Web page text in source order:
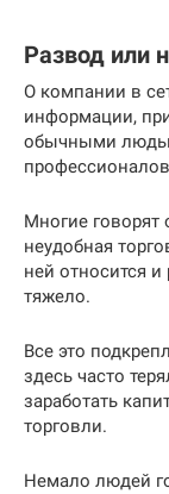
Развод или
О компании в
информации,
обычными
Многие говорят
неудобная
ней относится
тяжело.
Все это
здесь часто
заработать
торговли.
Немало людей